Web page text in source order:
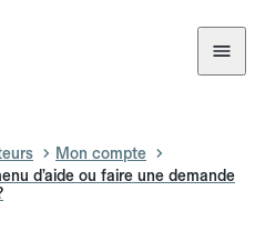
Mon compte
d’aide ou faire une demande